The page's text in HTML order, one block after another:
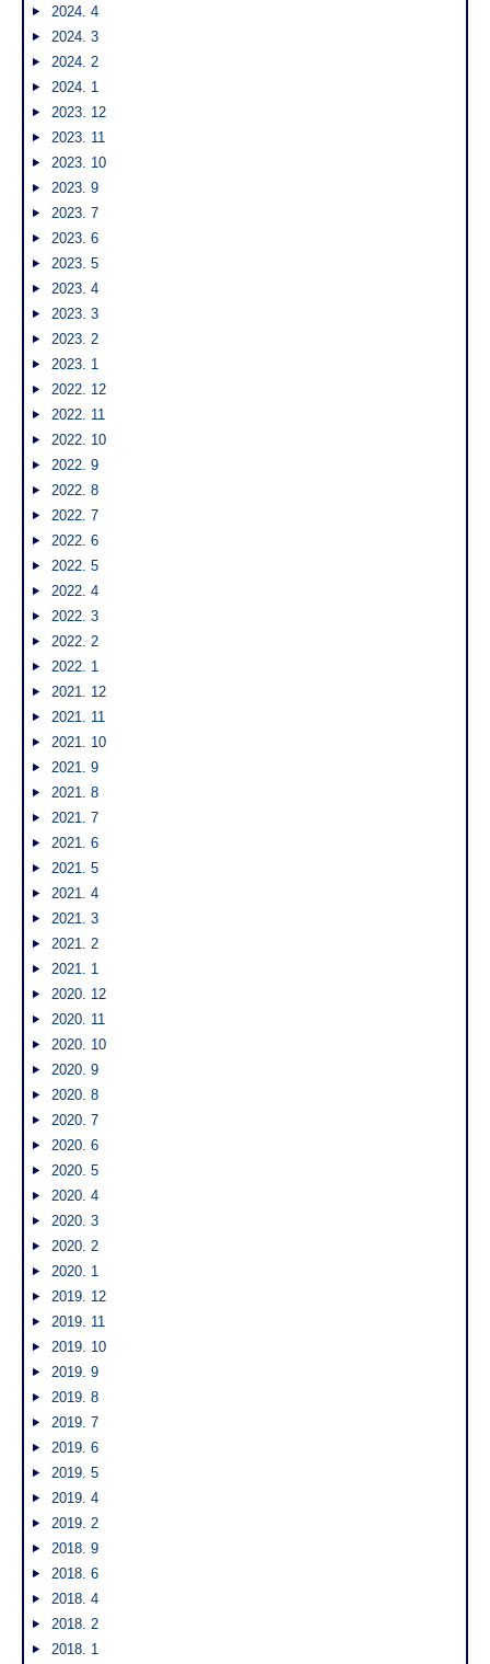
2024. 4
2024. 3
2024. 2
2024. 1
2023. 12
2023. 11
2023. 10
2023. 9
2023. 7
2023. 6
2023. 5
2023. 4
2023. 3
2023. 2
2023. 1
2022. 12
2022. 11
2022. 10
2022. 9
2022. 8
2022. 7
2022. 6
2022. 5
2022. 4
2022. 3
2022. 2
2022. 1
2021. 12
2021. 11
2021. 10
2021. 9
2021. 8
2021. 7
2021. 6
2021. 5
2021. 4
2021. 3
2021. 2
2021. 1
2020. 12
2020. 11
2020. 10
2020. 9
2020. 8
2020. 7
2020. 6
2020. 5
2020. 4
2020. 3
2020. 2
2020. 1
2019. 12
2019. 11
2019. 10
2019. 9
2019. 8
2019. 7
2019. 6
2019. 5
2019. 4
2019. 2
2018. 9
2018. 6
2018. 4
2018. 2
2018. 1